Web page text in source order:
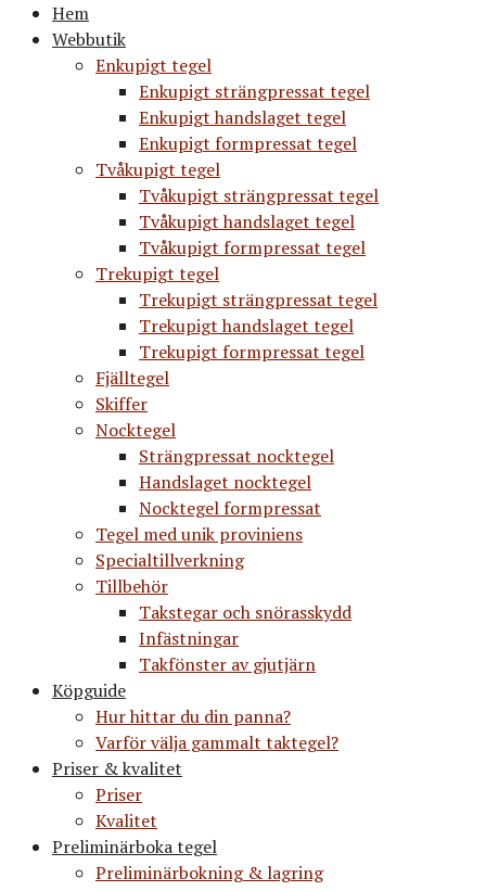
Hem
Webbutik
Enkupigt tegel
Enkupigt strängpressat tegel
Enkupigt handslaget tegel
Enkupigt formpressat tegel
Tvåkupigt tegel
Tvåkupigt strängpressat tegel
Tvåkupigt handslaget tegel
Tvåkupigt formpressat tegel
Trekupigt tegel
Trekupigt strängpressat tegel
Trekupigt handslaget tegel
Trekupigt formpressat tegel
Fjälltegel
Skiffer
Nocktegel
Strängpressat nocktegel
Handslaget nocktegel
Nocktegel formpressat
Tegel med unik proviniens
Specialtillverkning
Tillbehör
Takstegar och snörasskydd
Infästningar
Takfönster av gjutjärn
Köpguide
Hur hittar du din panna?
Varför välja gammalt taktegel?
Priser & kvalitet
Priser
Kvalitet
Preliminärboka tegel
Preliminärbokning & lagring